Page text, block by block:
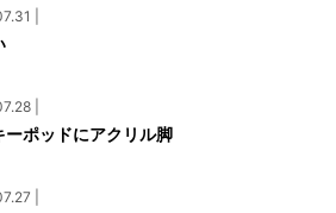
|
|
ーポッドにアクリル脚
|